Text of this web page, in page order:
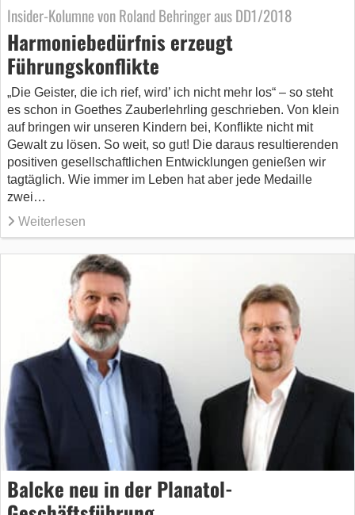
Insider-Kolumne von Roland Behringer aus DD1/2018
Harmoniebedürfnis erzeugt
Führungskonflikte
„Die Geister, die ich rief, wird’ ich nicht mehr los“ – so steht
es schon in Goethes Zauberlehrling geschrieben. Von klein
auf bringen wir unseren Kindern bei, Konflikte nicht mit
Gewalt zu lösen. So weit, so gut! Die daraus resultierenden
positiven gesellschaftlichen Entwicklungen genießen wir
tagtäglich. Wie immer im Leben hat aber jede Medaille
zwei…
Weiterlesen
Balcke neu in der Planatol-